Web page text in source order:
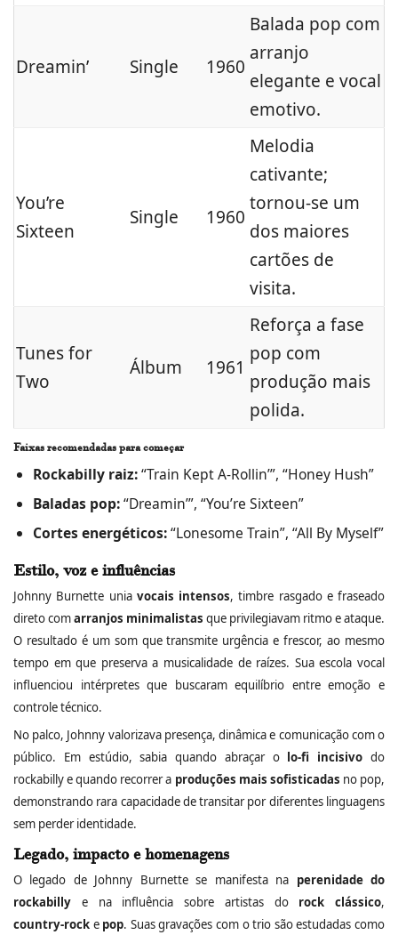
Dreamin’ Single 1960
Balada pop com
arranjo
elegante e vocal
emotivo.
You’re
Sixteen
Single 1960
Melodia
cativante;
tornou‑se um
dos maiores
cartões de
visita.
Tunes for
Two
Álbum 1961
Reforça a fase
pop com
produção mais
polida.
Faixas recomendadas para começar
Rockabilly raiz:“Train Kept A‑Rollin’”, “Honey Hush”
Baladas pop:“Dreamin’”, “You’re Sixteen”
Cortes energéticos:“Lonesome Train”, “All By Myself”
Estilo, voz e influências
Johnny Burnette unia vocais intensos, timbre rasgado e fraseado
direto comarranjos minimalistas que privilegiavam ritmo e ataque.
O resultado é um som que transmite urgência e frescor, ao mesmo
tempo em que preserva a musicalidade de raízes. Sua escola vocal
influenciou intérpretes que buscaram equilíbrio entre emoção e
controle técnico.
No palco, Johnny valorizava presença, dinâmica e comunicação com o
público. Em estúdio, sabia quando abraçar o lo‑fi incisivo do
rockabilly e quando recorrer a produções mais sofisticadas no pop,
demonstrando rara capacidade de transitar por diferentes linguagens
sem perder identidade.
Legado, impacto e homenagens
O legado de Johnny Burnette se manifesta na perenidade do
rockabilly e na influência sobre artistas do rock clássico,
country‑rock e pop. Suas gravações com o trio são estudadas como